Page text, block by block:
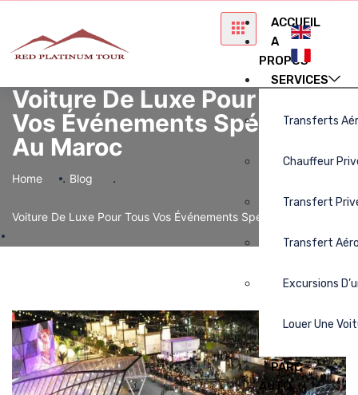
ACCUEIL
A
PROPOS
SERVICES
Transferts
Chauffeur
Transfert
Transfert
Excursions
Louer Une
PARC
AUTO
Voiture De Luxe Pour Tous
Vos Événements Spéciaux
Au Maroc
Home . Blog .
Voiture De Luxe Pour Tous Vos Événements Spéciaux Au